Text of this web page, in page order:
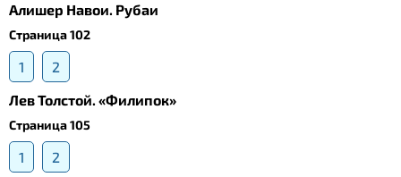
Алишер Навои. Рубаи
Страница 102
1
2
Лев Толстой. «Филипок»
Страница 105
1
2